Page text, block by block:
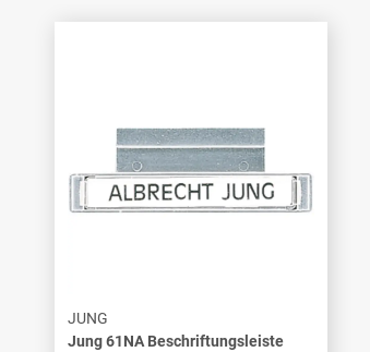
JUNG
Jung 61NA Beschriftungsleiste